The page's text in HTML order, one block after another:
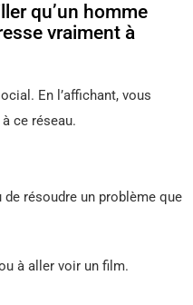
qu’un homme
vraiment à
En l’affichant, vous
ce réseau.
résoudre un problème que
à aller voir un film.